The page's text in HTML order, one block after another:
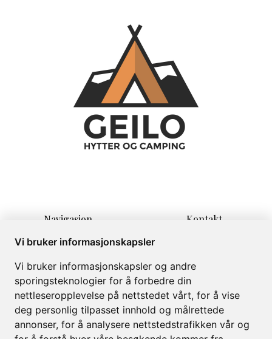
Vi bruker informasjonskapsler
Vi bruker informasjonskapsler og andre
sporingsteknologier for å forbedre din
nettleseropplevelse på nettstedet vårt, for å vise
deg personlig tilpasset innhold og målrettede
annonser, for å analysere nettstedstrafikken vår og
Navigasjon
Hjem
Informasjon
Om
Galleri
Kontakt
info@campinggeilo.no
+47 57999999